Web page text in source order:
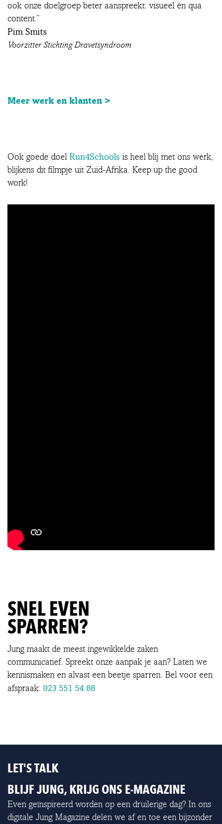
ook onze doelgroep beter aanspreekt: visueel én qua
content.”
Pim Smits
Voorzitter Stichting Dravetsyndroom
Meer werk en klanten >
Ook goede doel Run4Schools is heel blij met ons werk,
blijkens dit filmpje uit Zuid-Afrika. Keep up the good
work!
SNEL EVEN
SPARREN?
Jung maakt de meest ingewikkelde zaken
communicatief. Spreekt onze aanpak je aan? Laten we
kennismaken en alvast een beetje sparren. Bel voor een
afspraak: 023 551 54 88
LET'S TALK
BLIJF JUNG, KRIJG ONS E-MAGAZINE
Even geïnspireerd worden op een druilerige dag? In ons
digitale Jung Magazine delen we af en toe een bijzonder